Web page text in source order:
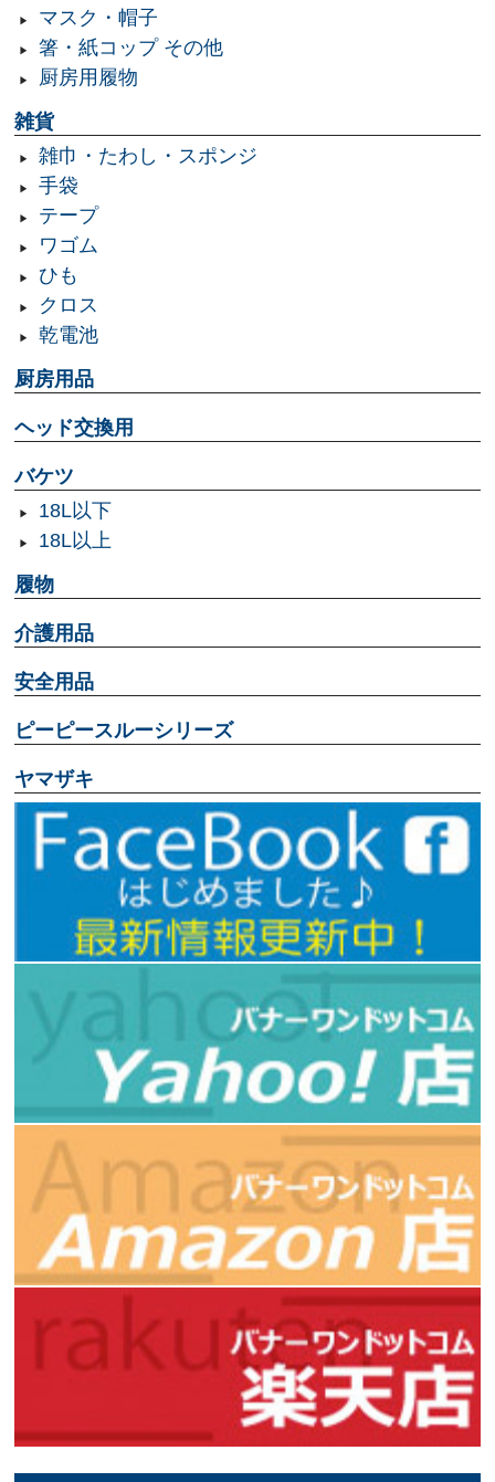
マスク・帽子
箸・紙コップ その他
厨房用履物
雑貨
雑巾・たわし・スポンジ
手袋
テープ
ワゴム
ひも
クロス
乾電池
厨房用品
ヘッド交換用
バケツ
18L以下
18L以上
履物
介護用品
安全用品
ピーピースルーシリーズ
ヤマザキ